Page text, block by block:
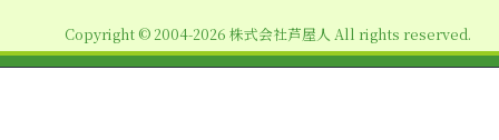
Copyright © 2004-2026 株式会社芦屋人 All rights reserved.